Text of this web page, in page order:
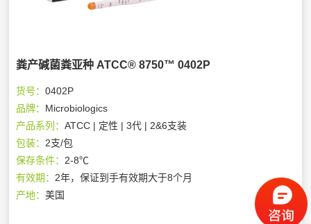
粪产碱菌粪亚种 ATCC® 8750™ 0402P
货号：0402P
品牌： Microbiologics
产品系列：ATCC | 定性 | 3代 | 2&6支装
包装： 2支/包
保存条件： 2-8℃
有效期： 2年，保证到手有效期大于8个月
产地：美国